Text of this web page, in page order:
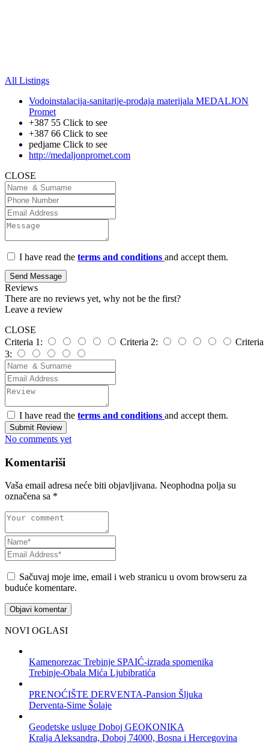
All Listings
Vodoinstalacija-sanitarije-prodaja materijala MEDALJON
Promet
+387 55 Click to see
+387 66 Click to see
pedjame Click to see
http://medaljonpromet.com
CLOSE
I have read the terms and conditions and accept them.
Send Message
Reviews
There are no reviews yet, why not be the first?
Leave a review
CLOSE
Criteria 1:
Criteria 2:
Criteria
3:
I have read the terms and conditions and accept them.
Submit Review
No comments yet
Komentariši
Vaša email adresa neće biti objavljivana. Neophodna polja su
označena sa *
Sačuvaj moje ime, email i web stranicu u ovom browseru za
buduće komentare.
NOVI OGLASI
Kamenorezac Trebinje SPAIĆ-izrada spomenika
Trebinje-Obala Mića Ljubibratića
PRENOĆIŠTE DERVENTA-Pansion Šljuka
Derventa-Sime Šolaje
Geodetske usluge Doboj GEOKONIKA
Kralja Aleksandra, Doboj 74000, Bosna i Hercegovina